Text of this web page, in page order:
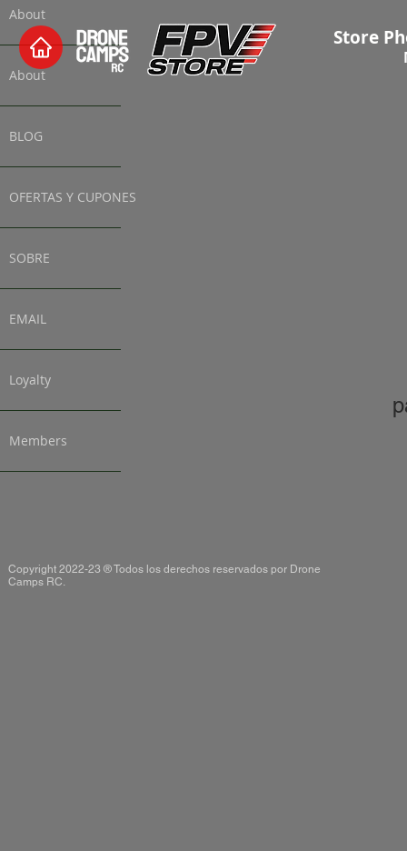
Store
About
About
BLOG
OFERTAS Y CUPONES
SOBRE
EMAIL
Loyalty
Members
Copyright 2022-23 ® Todos los derechos reservados por Drone
Camps RC.